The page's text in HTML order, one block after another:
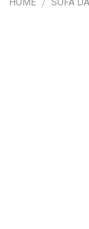
HOME / SOFA DA